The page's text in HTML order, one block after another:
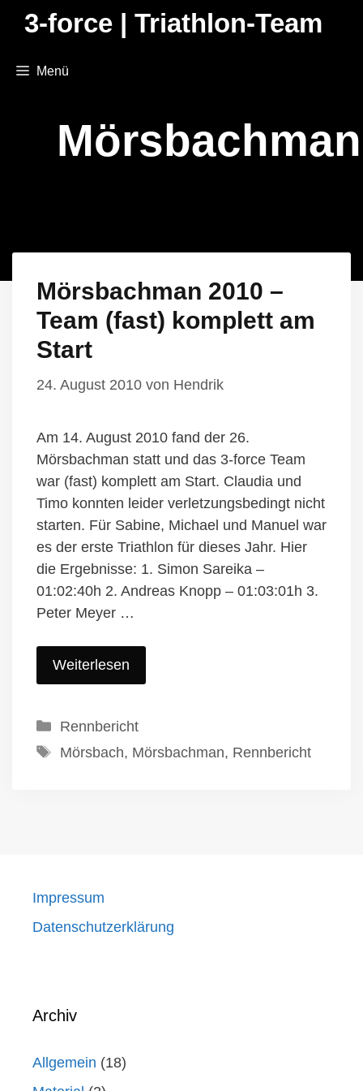
Inhalt3-force | Triathlon-Team
Menü
Mörsbachman
Mörsbachman 2010 –
Team (fast) komplett am
Start
24. August 2010 von Hendrik
Am 14. August 2010 fand der 26.
Mörsbachman statt und das 3-force Team
war (fast) komplett am Start. Claudia und
Timo konnten leider verletzungsbedingt nicht
starten. Für Sabine, Michael und Manuel war
es der erste Triathlon für dieses Jahr. Hier
die Ergebnisse: 1. Simon Sareika –
01:02:40h 2. Andreas Knopp – 01:03:01h 3.
Peter Meyer …
Weiterlesen
Kategorien
Rennbericht
Schlagwörter
Mörsbach, Mörsbachman, Rennbericht
Impressum
Datenschutzerklärung
Archiv
Allgemein (18)